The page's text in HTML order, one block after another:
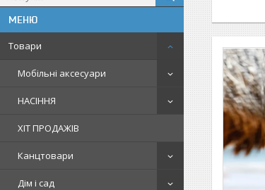
Товари
Мобільні аксесуари
НАСІННЯ
ХІТ ПРОДАЖІВ
Канцтовари
Дім і сад